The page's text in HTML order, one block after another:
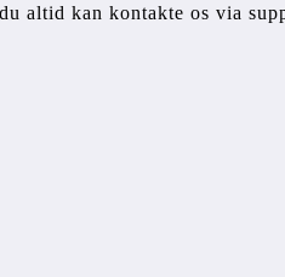
altid kan kontakte os via